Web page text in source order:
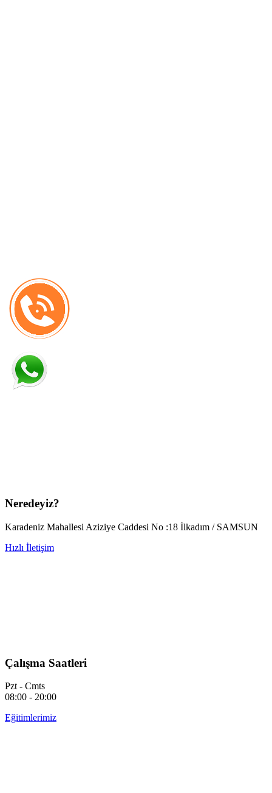
Neredeyiz?
Karadeniz Mahallesi Aziziye Caddesi No :18 İlkadım / SAMSUN
Hızlı İletişim
Çalışma Saatleri
Pzt - Cmts
08:00 - 20:00
Eğitimlerimiz